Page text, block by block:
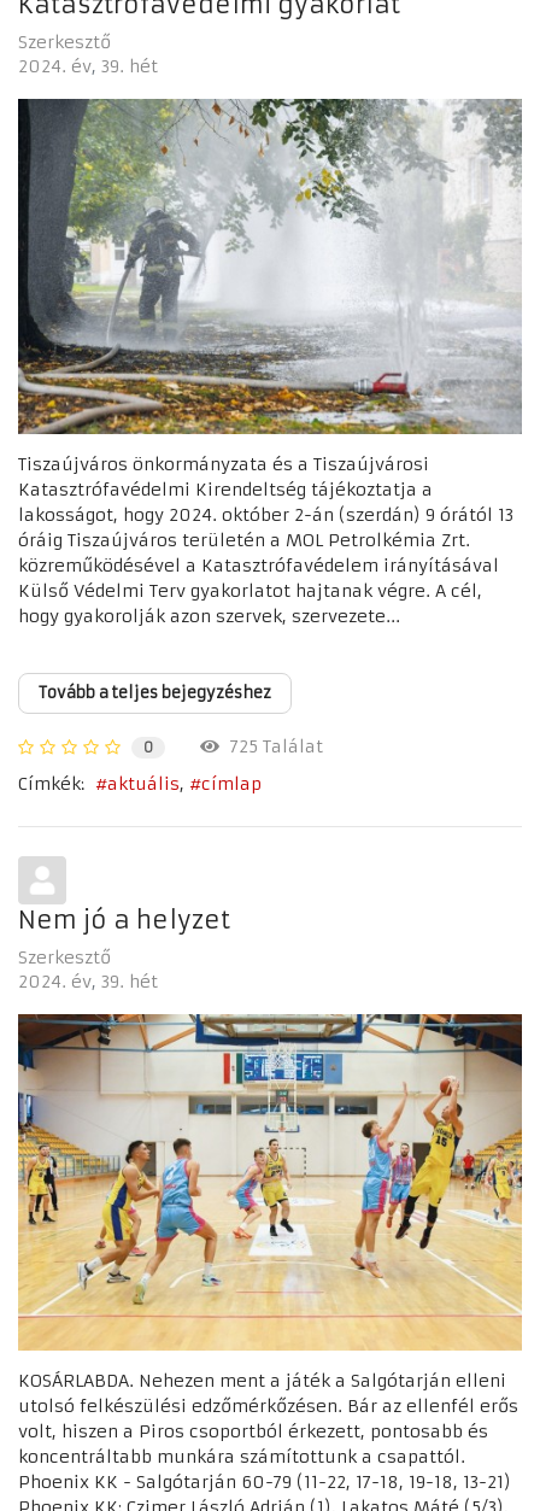
Szerkesztő
2024. év 39. hét
Tiszaújváros önkormányzata és a Tiszaújvárosi
Katasztrófavédelmi Kirendeltség tájékoztatja a
lakosságot, hogy 2024. október 2-án (szerdán) 9 órától 13
óráig Tiszaújváros területén a MOL Petrolkémia Zrt.
közreműködésével a Katasztrófavédelem irányításával
Külső Védelmi Terv gyakorlatot hajtanak végre. A cél,
hogy gyakorolják azon szervek, szervezete...
Tovább a teljes bejegyzéshez
0
725 Találat
Címkék:
aktuális címlap
Nem jó a helyzet
Szerkesztő
2024. év 39. hét
KOSÁRLABDA. Nehezen ment a játék a Salgótarján elleni
utolsó felkészülési edzőmérkőzésen. Bár az ellenfél erős
volt, hiszen a Piros csoportból érkezett, pontosabb és
koncentráltabb munkára számítottunk a csapattól.
Phoenix KK - Salgótarján 60-79 (11-22, 17-18, 19-18, 13-21)